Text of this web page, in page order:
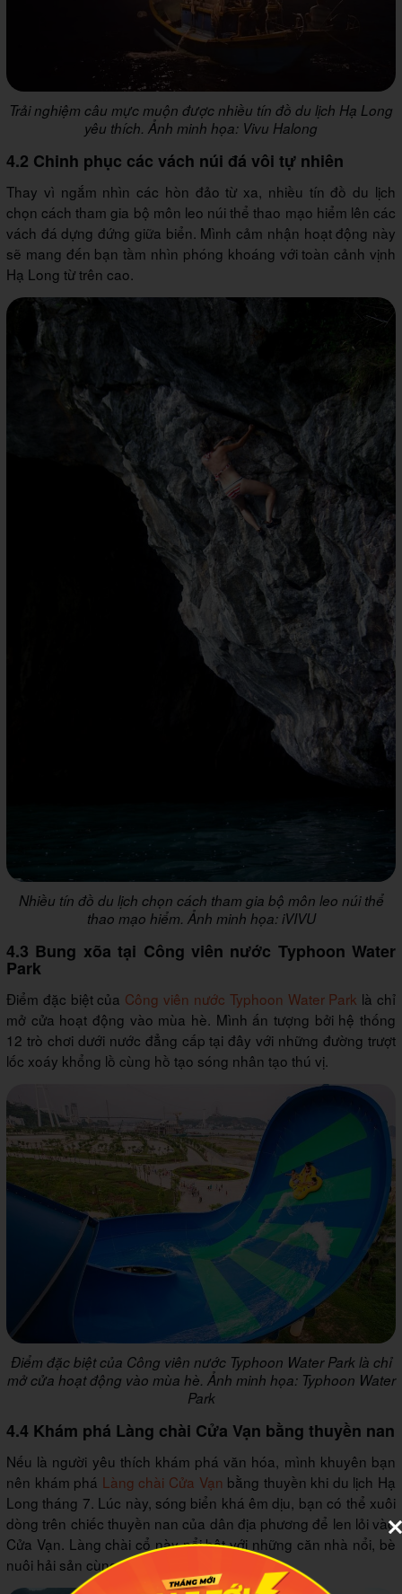
Trải nghiệm câu mực muộn được nhiều tín đồ du lịch Hạ Long
yêu thích. Ảnh minh họa: Vivu Halong
4.2 Chinh phục các vách núi đá vôi tự nhiên
Thay vì ngắm nhìn các hòn đảo từ xa, nhiều tín đồ du lịch
chọn cách tham gia bộ môn leo núi thể thao mạo hiểm lên các
vách đá dựng đứng giữa biển. Mình cảm nhận hoạt động này
sẽ mang đến bạn tầm nhìn phóng khoáng với toàn cảnh vịnh
Hạ Long từ trên cao.
Nhiều tín đồ du lịch chọn cách tham gia bộ môn leo núi thể
thao mạo hiểm. Ảnh minh họa: iVIVU
4.3 Bung xõa tại Công viên nước Typhoon Water
Park
Điểm đặc biệt của Công viên nước Typhoon Water Park là chỉ
mở cửa hoạt động vào mùa hè. Mình ấn tượng bởi hệ thống
12 trò chơi dưới nước đẳng cấp tại đây với những đường trượt
lốc xoáy khổng lồ cùng hồ tạo sóng nhân tạo thú vị.
Điểm đặc biệt của Công viên nước Typhoon Water Park là chỉ
mở cửa hoạt động vào mùa hè. Ảnh minh họa: Typhoon Water
Park
4.4 Khám phá Làng chài Cửa Vạn bằng thuyền nan
Nếu là người yêu thích khám phá văn hóa, mình khuyên bạn
nên khám phá Làng chài Cửa Vạn bằng thuyền khi du lịch Hạ
Long tháng 7. Lúc này, sóng biển khá êm dịu, bạn có thể xuôi
dòng trên chiếc thuyền nan của dân địa phương để len lỏi vào
Cửa Vạn. Làng chài cổ này nổi bật với những căn nhà nổi, bè
nuôi hải sản cùng những câu hò biển khơi.